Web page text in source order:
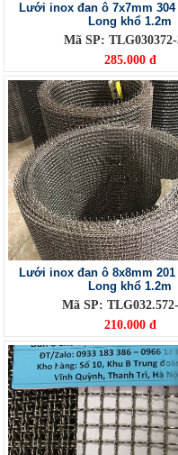
Lưới inox đan ô 7x7mm 304
Long khổ 1.2m
Mã SP: TLG030372-
285.000 đ
Lưới inox đan ô 8x8mm 201
Long khổ 1.2m
Mã SP:
210.000 đ